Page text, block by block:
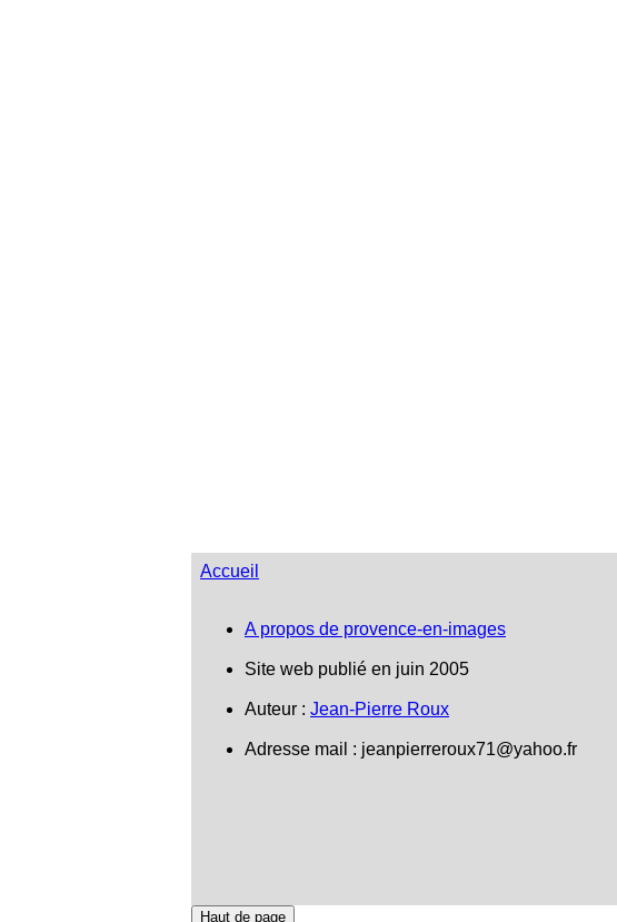
Accueil
A propos de provence-en-images
Site web publié en juin 2005
Auteur : Jean-Pierre Roux
Adresse mail : jeanpierreroux71@yahoo.fr
Haut de page